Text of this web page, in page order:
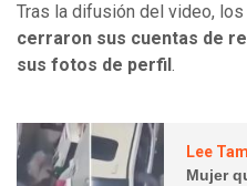
Tras la difusión del video,
cerraron sus cuentas de
sus fotos de perfil .
Lee
Mujer